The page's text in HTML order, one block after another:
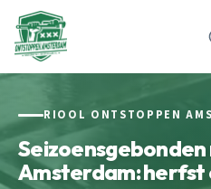
RIOOL ONTSTOPPEN
Amsterdam: herfst